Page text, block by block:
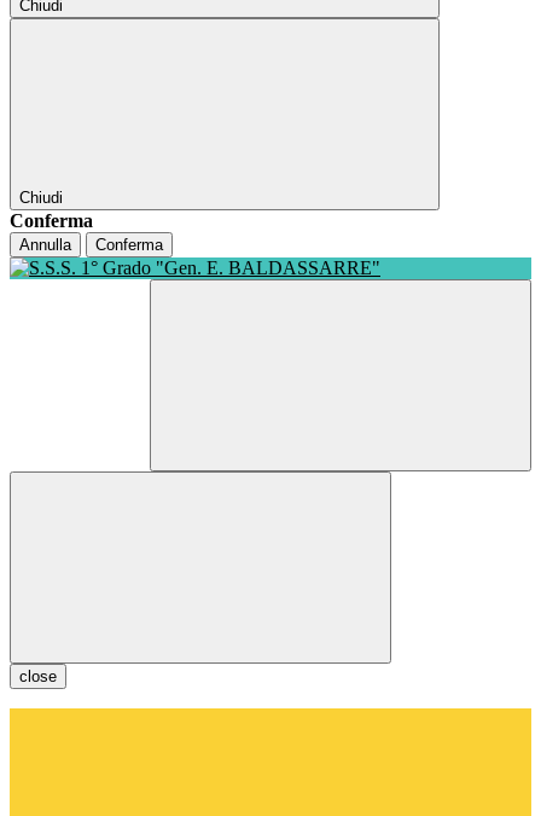
Chiudi
Chiudi
Conferma
Annulla Conferma
close